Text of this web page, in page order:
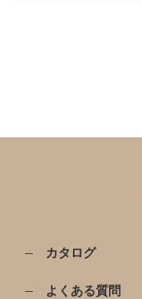
カタログ
よくある質問